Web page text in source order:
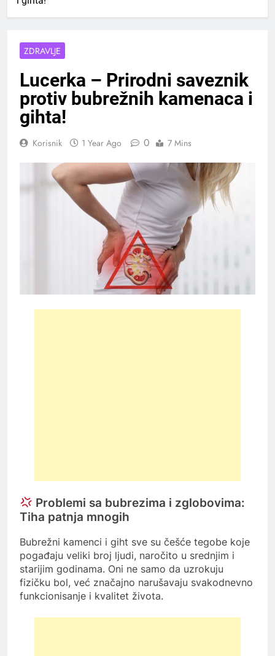
ZDRAVLJE
Lucerka – Prirodni saveznik
protiv bubrežnih kamenaca i
gihta!
Korisnik 1 Year Ago 0 7 Mins
Problemi sa bubrezima i zglobovima:
Tiha patnja mnogih
Bubrežni kamenci i giht sve su češće tegobe koje
pogađaju veliki broj ljudi, naročito u srednjim i
starijim godinama. Oni ne samo da uzrokuju
fizičku bol, već značajno narušavaju svakodnevno
funkcionisanje i kvalitet života.